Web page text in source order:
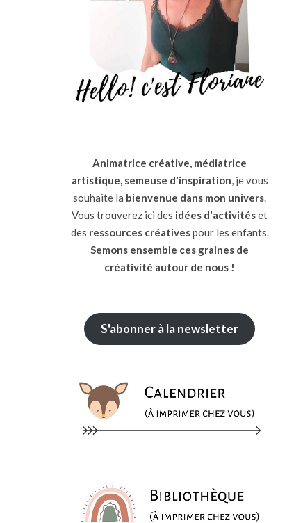
Animatrice créative, médiatrice
artistique, semeuse d'inspiration, je vous
souhaite la bienvenue dans mon univers.
Vous trouverez ici des idées d'activitéset
des ressources créativespour les enfants.
Semons ensemble ces graines de
créativité autour de nous !
S'abonner à la newsletter